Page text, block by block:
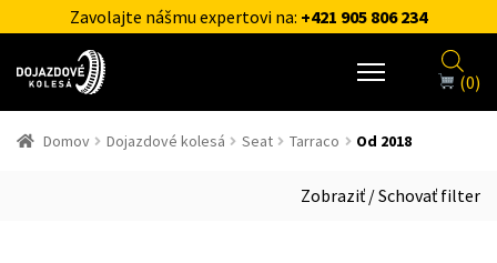
Zavolajte nášmu expertovi na: +421 905 806 234
(0)
Domov Dojazdové kolesá Seat Tarraco Od 2018
Zobraziť / Schovať filter